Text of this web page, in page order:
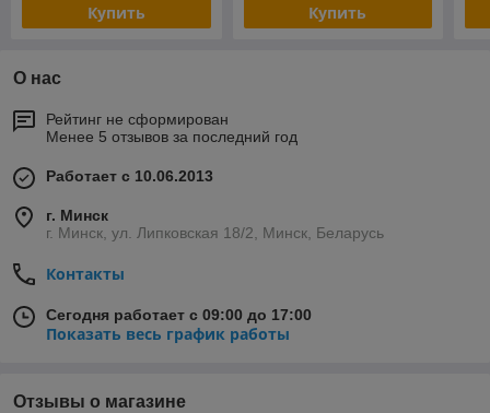
Купить Купить
О нас
Рейтинг не сформирован
Менее 5 отзывов за последний год
Работает с 10.06.2013
г. Минск
г. Минск, ул. Липковская 18/2, Минск, Беларусь
Контакты
Сегодня работает с 09:00 до 17:00
Показать весь график работы
Отзывы о магазине